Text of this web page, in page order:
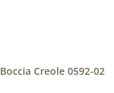
Boccia Creole 0592-02